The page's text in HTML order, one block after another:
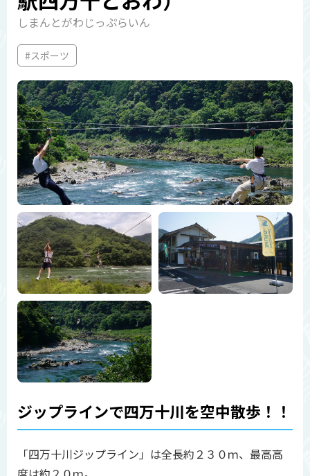
しまんとがわじっぷらいん
#スポーツ
ジップラインで四万十川を空中散歩！！
「四万十川ジップライン」は全長約２３０ｍ、最高高